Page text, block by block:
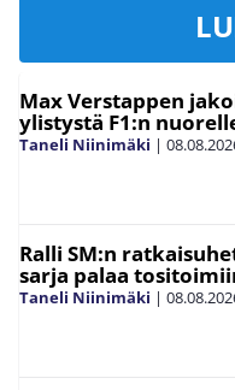
Max Verstappen
ylistystä F1:n
Taneli Niinimäki |
Ralli SM:n
sarja palaa
Taneli Niinimäki |